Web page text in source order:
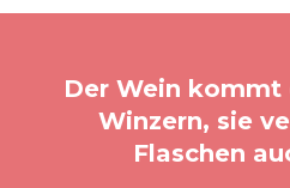
Der Wein
Winzern, sie
Flaschen